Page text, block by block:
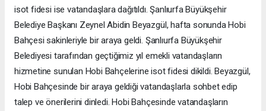
isot fidesi ise vatandaşlara dağıtıldı. Şanlıurfa Büyükşehir
Belediye Başkanı Zeynel Abidin Beyazgül, hafta sonunda Hobi
Bahçesi sakinleriyle bir araya geldi. Şanlıurfa Büyükşehir
Belediyesi tarafından geçtiğimiz yıl emekli vatandaşların
hizmetine sunulan Hobi Bahçelerine isot fidesi dikildi. Beyazgül,
Hobi Bahçesinde bir araya geldiği vatandaşlarla sohbet edip
talep ve önerilerini dinledi. Hobi Bahçesinde vatandaşların